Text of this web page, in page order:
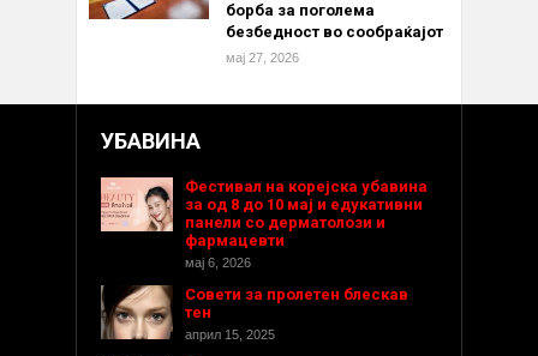
борба за поголема
безбедност во сообраќајот
мај 27, 2026
УБАВИНА
Фестивал на корејска убавина
за од 8 до 10 мај и едукативни
панели со дерматолози и
фармацевти
мај 6, 2026
Совети за пролетен блескав
тен
април 15, 2025